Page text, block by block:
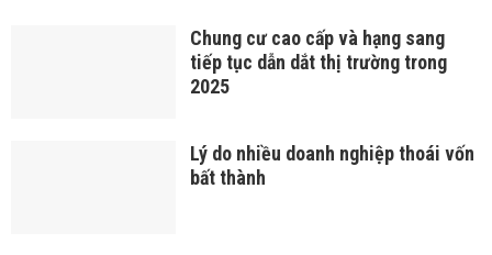
Chung cư cao cấp và hạng sang
tiếp tục dẫn dắt thị trường trong
2025
Lý do nhiều doanh nghiệp thoái vốn
bất thành